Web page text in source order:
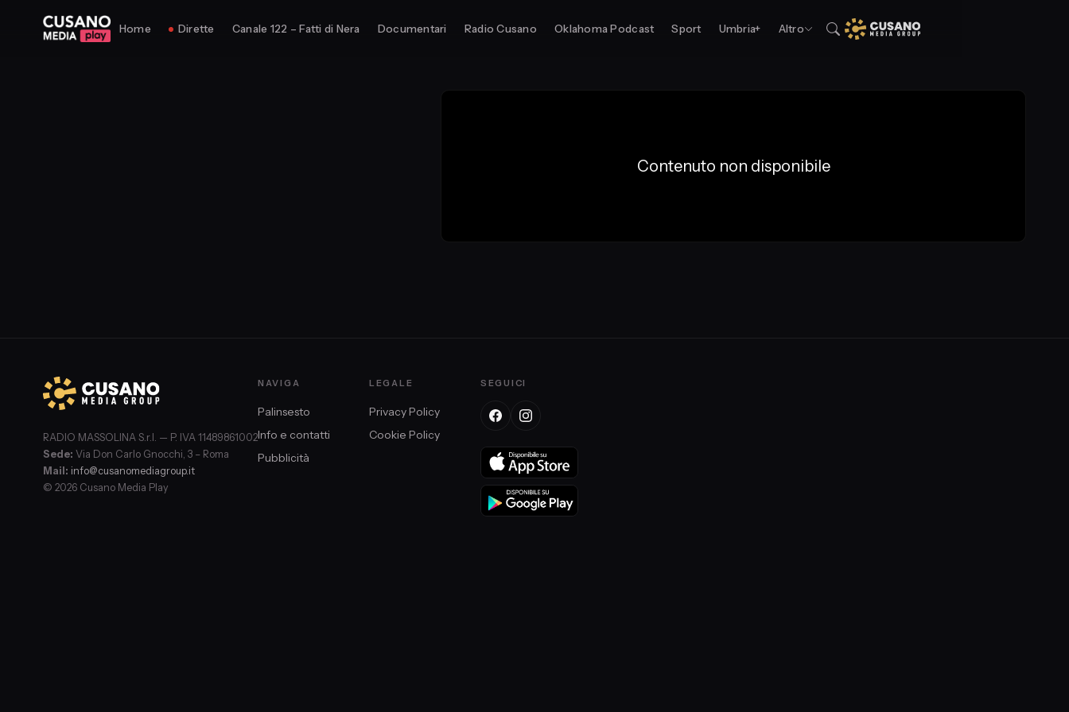
Home Dirette Canale 122 – Fatti di Nera Documentari Radio Cusano Oklahoma Podcast Sport Umbria+ Altro
Contenuto non disponibile
RADIO MASSOLINA S.r.l. — P. IVA 11489861002
Sede: Via Don Carlo Gnocchi, 3 – Roma
Mail: info@cusanomediagroup.it
© 2026 Cusano Media Play
NAVIGA
Palinsesto
Info e contatti
Pubblicità
LEGALE
Privacy Policy
Cookie Policy
SEGUICI